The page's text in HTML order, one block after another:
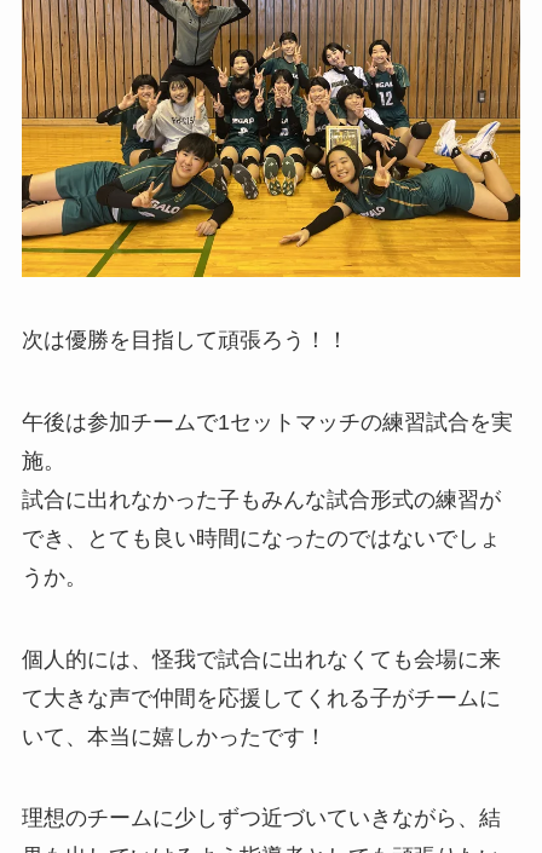
次は優勝を目指して頑張ろう！！
午後は参加チームで1セットマッチの練習試合を実
施。
試合に出れなかった子もみんな試合形式の練習が
でき、とても良い時間になったのではないでしょ
うか。
個人的には、怪我で試合に出れなくても会場に来
て大きな声で仲間を応援してくれる子がチームに
いて、本当に嬉しかったです！
理想のチームに少しずつ近づいていきながら、結